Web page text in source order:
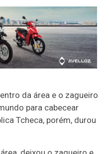
da área e o zagueiro
para cabecear
Tcheca, porém, durou